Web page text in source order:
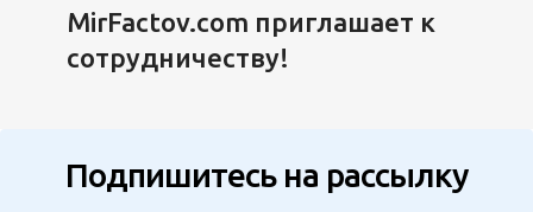
MirFactov.com приглашает к
сотрудничеству!
Подпишитесь на рассылку